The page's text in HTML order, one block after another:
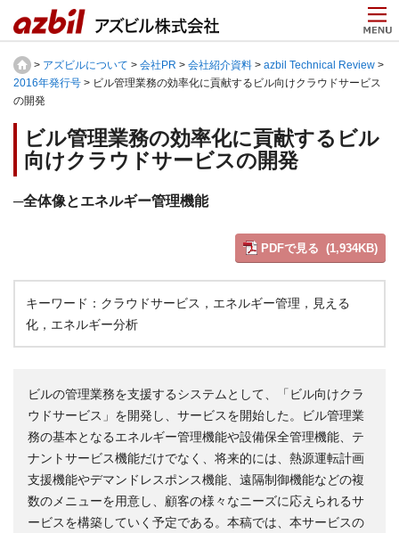
> アズビルについて > 会社PR > 会社紹介資料 > azbil Technical Review >
2016年発行号 > ビル管理業務の効率化に貢献するビル向けクラウドサービス
の開発
ビル管理業務の効率化に貢献するビル
向けクラウドサービスの開発
─全体像とエネルギー管理機能
PDFで見る (1,934KB)
キーワード：クラウドサービス，エネルギー管理，見える
化，エネルギー分析
ビルの管理業務を支援するシステムとして、「ビル向けクラ
ウドサービス」を開発し、サービスを開始した。ビル管理業
務の基本となるエネルギー管理機能や設備保全管理機能、テ
ナントサービス機能だけでなく、将来的には、熱源運転計画
支援機能やデマンドレスポンス機能、遠隔制御機能などの複
数のメニューを用意し、顧客の様々なニーズに応えられるサ
ービスを構築していく予定である。本稿では、本サービスの